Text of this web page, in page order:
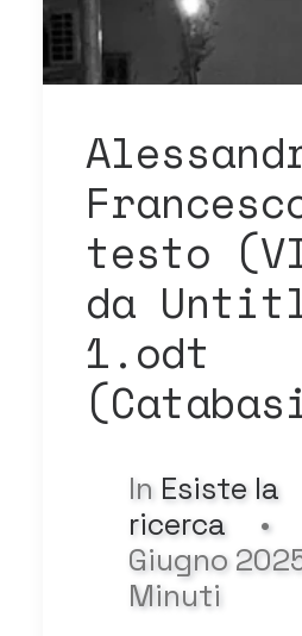
testo
da
1.odt
In Esiste la
ricerca
•
Giugno
Minuti